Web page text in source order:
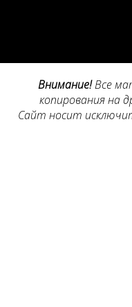
Внимание!Все
копирования на
Сайт носит